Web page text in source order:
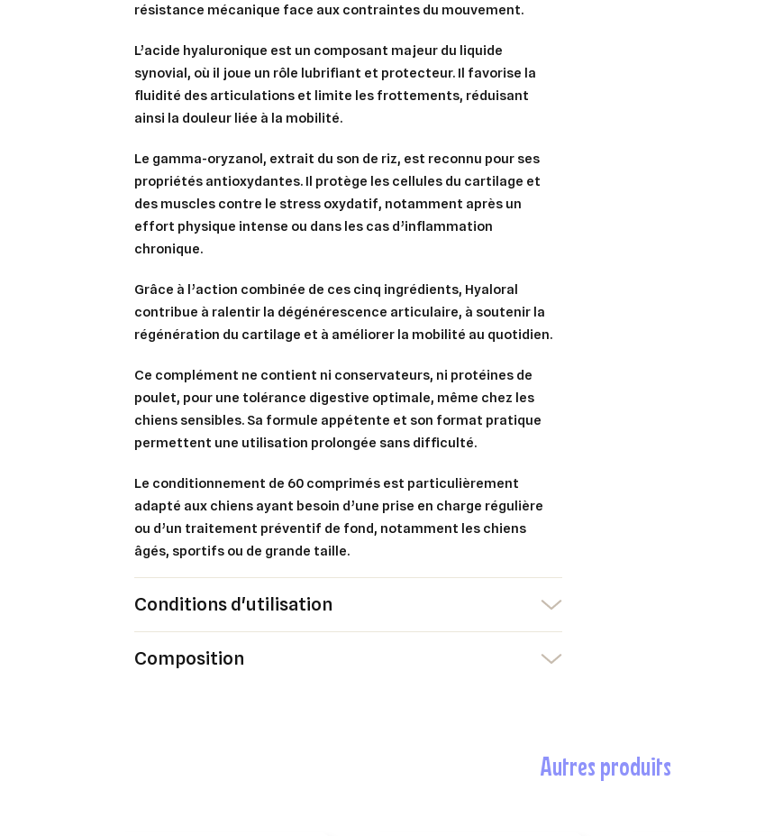
résistance mécanique face aux contraintes du mouvement.
L’acide hyaluronique est un composant majeur du liquide
synovial, où il joue un rôle lubrifiant et protecteur. Il favorise la
fluidité des articulations et limite les frottements, réduisant
ainsi la douleur liée à la mobilité.
Le gamma-oryzanol, extrait du son de riz, est reconnu pour ses
propriétés antioxydantes. Il protège les cellules du cartilage et
des muscles contre le stress oxydatif, notamment après un
effort physique intense ou dans les cas d’inflammation
chronique.
Grâce à l’action combinée de ces cinq ingrédients, Hyaloral
contribue à ralentir la dégénérescence articulaire, à soutenir la
régénération du cartilage et à améliorer la mobilité au quotidien.
Ce complément ne contient ni conservateurs, ni protéines de
poulet, pour une tolérance digestive optimale, même chez les
chiens sensibles. Sa formule appétente et son format pratique
permettent une utilisation prolongée sans difficulté.
Le conditionnement de 60 comprimés est particulièrement
adapté aux chiens ayant besoin d’une prise en charge régulière
ou d’un traitement préventif de fond, notamment les chiens
âgés, sportifs ou de grande taille.
Conditions d'utilisation
Composition
autres produits
Ajouter à ma liste d'envies
Créer une liste d'envies
Annuler Créer une liste d'envies
Connexion
Vous devez être connecté pour ajouter des produits à votre liste d'envies.
Annuler Connexion